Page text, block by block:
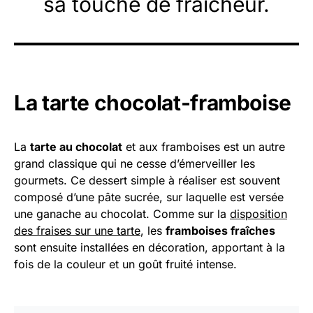
La tarte chocolat-framboise
La tarte au chocolat et aux framboises est un autre
grand classique qui ne cesse d’émerveiller les
gourmets. Ce dessert simple à réaliser est souvent
composé d’une pâte sucrée, sur laquelle est versée
une ganache au chocolat. Comme sur la disposition
des fraises sur une tarte, les framboises fraîches
sont ensuite installées en décoration, apportant à la
fois de la couleur et un goût fruité intense.